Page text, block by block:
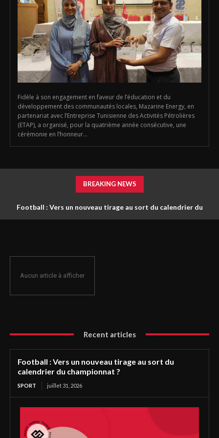
Fidèle à son engagement en faveur de l’éducation et du
développement des communautés locales, Mazarine Energy, en
partenariat avec l’Entreprise Tunisienne des Activités Pétrolières
(ETAP), a organisé, pour la quatrième année consécutive, une
cérémonie en l’honneur...
BREAKING NEWS
Football : Vers un nouveau tirage au sort du calendrier du
Aucun article à afficher
Recent articles
Football : Vers un nouveau tirage au sort du
calendrier du championnat ?
SPORT juillet 31, 2026